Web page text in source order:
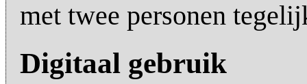
met twee personen
Digitaal gebruik